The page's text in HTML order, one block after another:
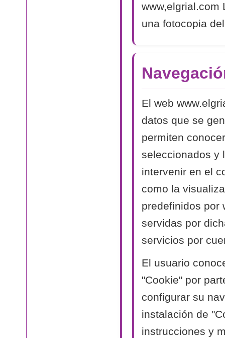
www,elgrial.com
una fotocopia
El web
datos que se
permiten
seleccionados y
intervenir en el
como la
predefinidos por
servidas por
servicios por
El usuario
"Cookie" por
configurar su
instalación de
instrucciones y